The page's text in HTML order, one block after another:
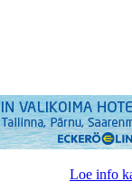
Loe info